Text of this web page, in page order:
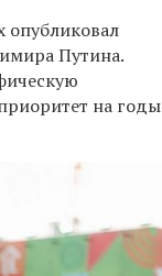
опубликовал
Путина.
на годы